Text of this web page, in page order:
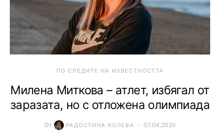
ПО СЛЕДИТЕ НА ИЗВЕСТНОСТТА
Милена Миткова – атлет, избягал от
заразата, но с отложена олимпиада
От РАДОСТИНА КОЛЕВА 07.04.2020